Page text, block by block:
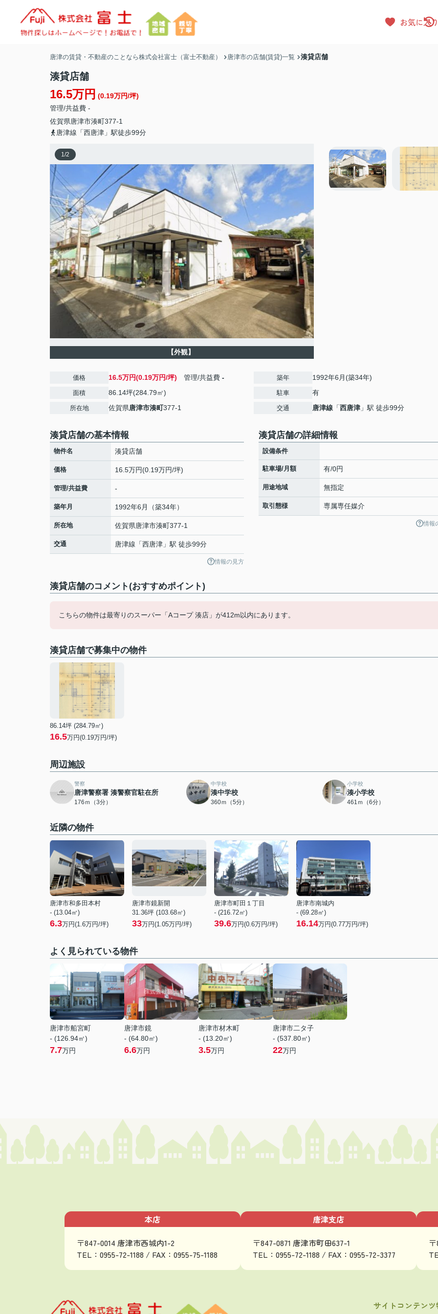
お気に入
唐津の賃貸・不動産のことなら株式会社富士（富士不動産） 唐津市の店舗(賃貸)一覧 湊貸店舗
湊貸店舗
16.5万円 (0.19万円/坪)
管理/共益費 -
佐賀県唐津市湊町377-1
唐津線「西唐津」駅徒歩99分
1/2
【外観】
価格 16.5万円(0.19万円/坪) 管理/共益費 -
面積 86.14坪(284.79㎡)
所在地 佐賀県唐津市湊町377-1
築年 1992年6月(築34年)
駐車 有
交通 唐津線 「西唐津 」駅 徒歩99分
湊貸店舗の基本情報
物件名 湊貸店舗
価格 16.5万円(0.19万円/坪)
管理/共益費 -
築年月 1992年6月（築34年）
所在地 佐賀県唐津市湊町377-1
交通 唐津線 「西唐津 」駅 徒歩99分
情報の見方
湊貸店舗の詳細情報
設備条件
駐車場/月額 有/0円
用途地域 無指定
取引態様 専属専任媒介
情報
湊貸店舗のコメント(おすすめポイント)
こちらの物件は最寄りのスーパー「Aコープ 湊店」が412m以内にあります。
湊貸店舗で募集中の物件
86.14坪 (284.79㎡)
16.5万円(0.19万円/坪)
周辺施設
警察
唐津警察署 湊警察官駐在所
176ｍ（3分）
中学校
湊中学校
360ｍ（5分）
小学校
湊小学校
461ｍ（6分）
近隣の物件
唐津市和多田本村
- (13.04㎡)
6.3万円(1.6万円/坪)
唐津市鏡新開
31.36坪 (103.68㎡)
33万円(1.05万円/坪)
唐津市町田１丁目
- (216.72㎡)
39.6万円(0.6万円/坪)
唐津市南城内
- (69.28㎡)
16.14万円(0.77万円/坪)
よく見られている物件
唐津市船宮町
- (126.94㎡)
7.7万円
唐津市鏡
- (64.80㎡)
6.6万円
唐津市材木町
- (13.20㎡)
3.5万円
唐津市二タ子
- (537.80㎡)
22万円
本店
〒847-0014 唐津市西城内1-2
TEL：0955-72-1188 / FAX：0955-75-1188
唐津支店
〒847-0871 唐津市町田637-1
TEL：0955-72-1188 / FAX：0955-72-3377
サイトコンテンツ